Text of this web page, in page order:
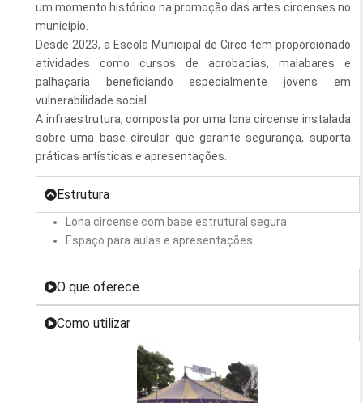
Assuntos Jurídicos
Cultura
Desenvolvimento Econômico, Trabalho, Turismo e Inovação
Educação, Ciência e Tecnologia
Esporte e Lazer
Governo
Meio Ambiente, Desenvolvimento Sustentável e Assuntos
Mobilidade Urbana
HINO, BRASÃO E BANDEIRA
Autoridades do Município
Telefones Úteis
Notícias Anteriores a 2024
OUVIDORIA
DIÁRIO OFICIAL
LEIS MUNICIPAIS
um momento histórico na promoção das artes circenses no
município.
Desde 2023, a Escola Municipal de Circo tem proporcionado
atividades como cursos de acrobacias, malabares e
palhaçaria beneficiando especialmente jovens em
vulnerabilidade social.
A infraestrutura, composta por uma lona circense instalada
sobre uma base circular que garante segurança, suporta
práticas artísticas e apresentações.
Estrutura
Lona circense com base estrutural segura
Espaço para aulas e apresentações
O que oferece
Como utilizar